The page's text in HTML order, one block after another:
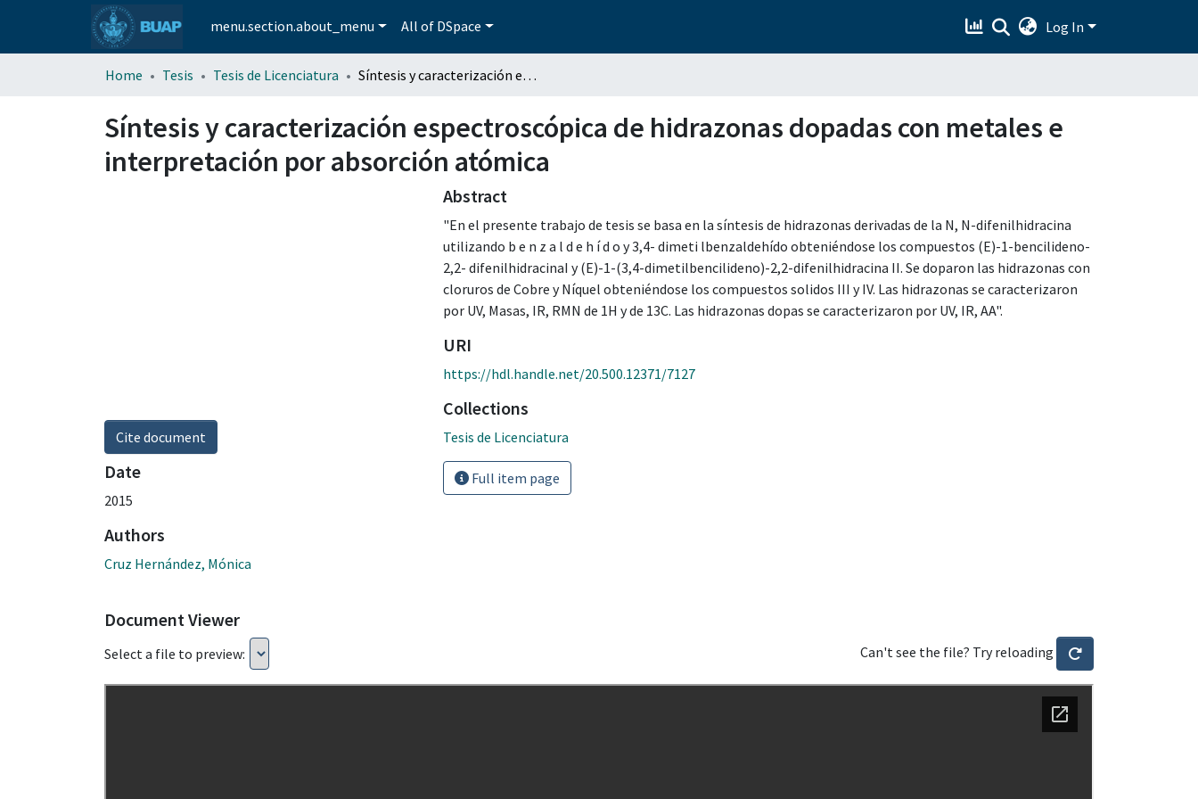
menu.section.about_menu All of DSpace Log In
Home Tesis Tesis de Licenciatura Síntesis y caracterización espectroscópica de hidrazonas dopadas con metales e interpretación por absorción atómica
Síntesis y caracterización espectroscópica de hidrazonas dopadas con metales e
interpretación por absorción atómica
Cite document
Date
2015
Authors
Cruz Hernández, Mónica
Abstract
"En el presente trabajo de tesis se basa en la síntesis de hidrazonas derivadas de la N, N-difenilhidracina
utilizando b e n z a l d e h í d o y 3,4- dimeti lbenzaldehído obteniéndose los compuestos (E)-1-bencilideno-
2,2- difenilhidracinaI y (E)-1-(3,4-dimetilbencilideno)-2,2-difenilhidracina II. Se doparon las hidrazonas con
cloruros de Cobre y Níquel obteniéndose los compuestos solidos III y IV. Las hidrazonas se caracterizaron
por UV, Masas, IR, RMN de 1H y de 13C. Las hidrazonas dopas se caracterizaron por UV, IR, AA".
URI
https://hdl.handle.net/20.500.12371/7127
Collections
Tesis de Licenciatura
Full item page
Document Viewer
Select a file to preview: Can't see the file? Try reloading